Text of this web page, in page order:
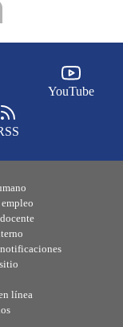
YouTube
línea